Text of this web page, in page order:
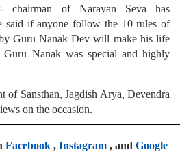
chairman of Narayan Seva has
said if anyone follow the 10 rules of
Guru Nanak Dev will make his life
Guru Nanak was special and highly
of Sansthan, Jagdish Arya, Devendra
on the occasion.
Facebook, Instagram, and Google